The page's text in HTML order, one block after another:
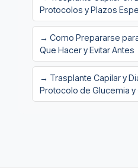
Protocolos y Plazos
→ Como Prepararse
Que Hacer y Evitar Antes
→ Trasplante Capilar y
Protocolo de Glucemia y